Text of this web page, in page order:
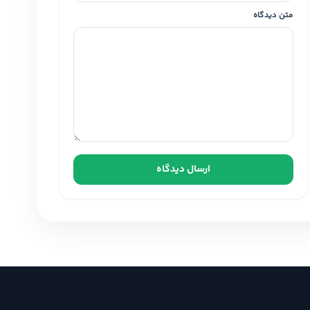
متن دیدگاه
ارسال دیدگاه